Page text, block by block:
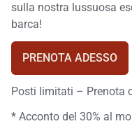
sulla nostra lussuosa
barca!
PRENOTA ADESSO
Posti limitati – Prenota
* Acconto del 30% al